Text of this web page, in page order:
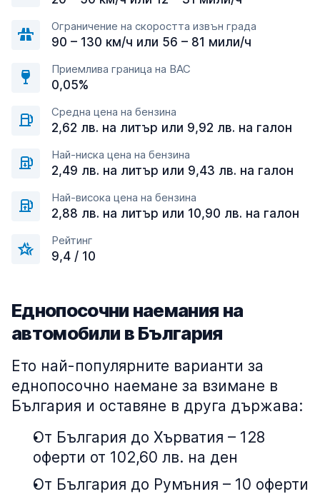
Ограничение на скоростта извън града
90 – 130 км/ч или 56 – 81 мили/ч
Приемлива граница на BAC
0,05%
Средна цена на бензина
2,62 лв. на литър или 9,92 лв. на галон
Най-ниска цена на бензина
2,49 лв. на литър или 9,43 лв. на галон
Най-висока цена на бензина
2,88 лв. на литър или 10,90 лв. на галон
Рейтинг
9,4 / 10
Еднопосочни наемания на
автомобили в България
Ето най-популярните варианти за
еднопосочно наемане за взимане в
България и оставяне в друга държава:
От България до Хърватия – 128
оферти от 102,60 лв. на ден
От България до Румъния – 10 оферти